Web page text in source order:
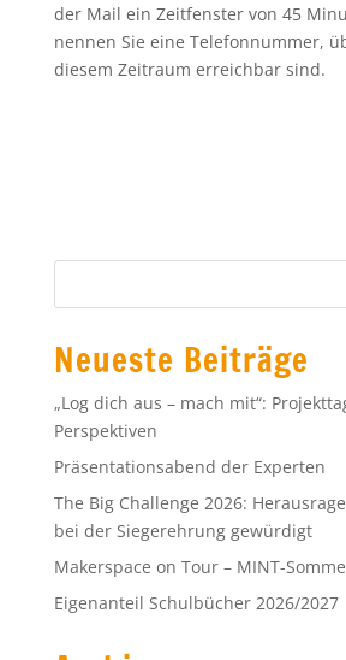
der Mail ein Zeitfenster von 45
nennen Sie eine Telefonnummer,
diesem Zeitraum erreichbar sind.
Neueste Beiträge
„Log dich aus – mach mit“:
Perspektiven
Präsentationsabend der Experten
The Big Challenge 2026:
bei der Siegerehrung gewürdigt
Makerspace on Tour – MINT-
Eigenanteil Schulbücher 2026/2027